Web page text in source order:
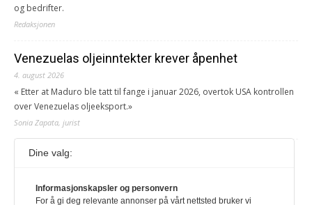
og bedrifter.
Redaksjonen
Venezuelas oljeinntekter krever åpenhet
4. august 2026
« Etter at Maduro ble tatt til fange i januar 2026, overtok USA kontrollen
over Venezuelas oljeeksport.»
Sonia Zapata, jurist
117,8 millioner er på flukt, en nedgang fra forrige
1. august 2026
Dine valg:
Informasjonskapsler og personvern
For å gi deg relevante annonser på vårt nettsted bruker vi